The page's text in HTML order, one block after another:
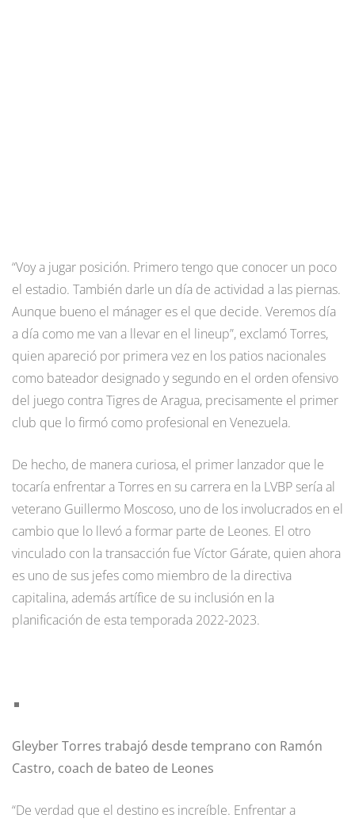
“Voy a jugar posición. Primero tengo que conocer un poco
el estadio. También darle un día de actividad a las piernas.
Aunque bueno el mánager es el que decide. Veremos día
a día como me van a llevar en el lineup”, exclamó Torres,
quien apareció por primera vez en los patios nacionales
como bateador designado y segundo en el orden ofensivo
del juego contra Tigres de Aragua, precisamente el primer
club que lo firmó como profesional en Venezuela.
De hecho, de manera curiosa, el primer lanzador que le
tocaría enfrentar a Torres en su carrera en la LVBP sería al
veterano Guillermo Moscoso, uno de los involucrados en el
cambio que lo llevó a formar parte de Leones. El otro
vinculado con la transacción fue Víctor Gárate, quien ahora
es uno de sus jefes como miembro de la directiva
capitalina, además artífice de su inclusión en la
planificación de esta temporada 2022-2023.
Gleyber Torres trabajó desde temprano con Ramón
Castro, coach de bateo de Leones
“De verdad que el destino es increíble. Enfrentar a